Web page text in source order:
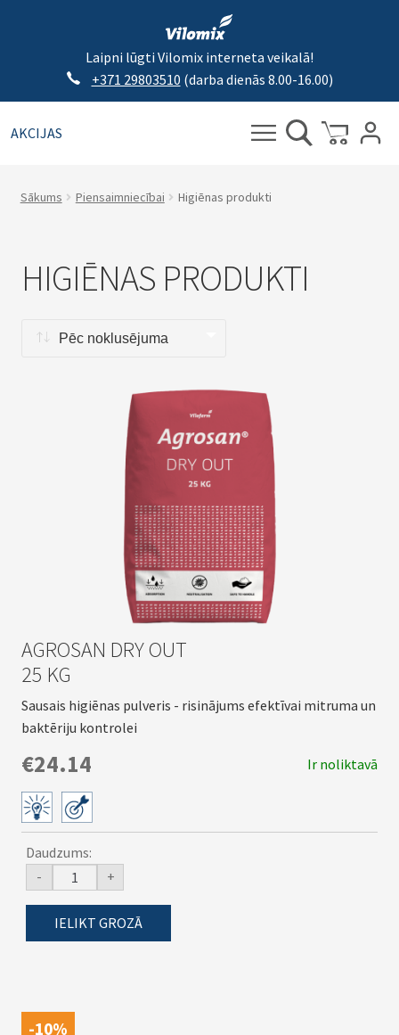
Laipni lūgti Vilomix interneta veikalā!
+371 29803510 (darba dienās 8.00-16.00)
AKCIJAS
Sākums
Piensaimniecībai Higiēnas produkti
HIGIĒNAS PRODUKTI
Pēc noklusējuma
AGROSAN DRY OUT
25 KG
Sausais higiēnas pulveris - risinājums efektīvai mitruma un
baktēriju kontrolei
€24.14 Ir noliktavā
Daudzums:
-
+
IELIKT GROZĀ
-10%